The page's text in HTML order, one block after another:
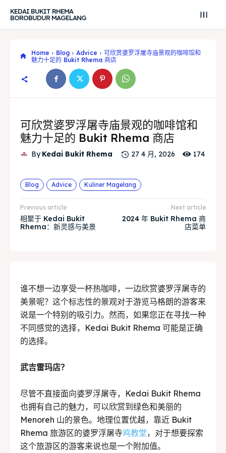
Search
Search
Explore our destinations
& Make a booking today
Tempat Makan Rombongan
Ruang Meeting
Playground Anak
Search
Explore our destinations
& Make a booking today
Tempat Makan Rombongan
Ruang Meeting
Playground Anak
Search
BAHASA / LANGUAGE
KEDAI BUKIT RHEMA
BOROBUDUR MAGELANG
Home Blog Advice
可欣赏婆罗浮屠寺庙景观的咖啡馆和
魅力十足的 Bukit Rhema 商店
可欣赏婆罗浮屠寺庙景观的咖啡馆和
魅力十足的 Bukit Rhema 商店
By Kedai Bukit Rhema 27 4 月, 2026 174
Blog Advice Kuliner Magelang
Previous article
相聚于 Kedai Bukit
Rhema：新灵感与美景
Next article
2024 年 Bukit Rhema 商
店菜单
谁不想一边享受一杯热咖啡，一边欣赏婆罗浮屠寺的
美景呢？这个标志性的景观对于游览马格朗的游客来
说是一个特别的吸引力。然而，如果您正在寻找一种
不同感觉的选择，Kedai Bukit Rhema 可能是正确
的选择。
武吉雷玛店？
尽管不直接面向婆罗浮屠寺，Kedai Bukit Rhema
也拥有自己的魅力，可以欣赏到绿色和美丽的
Menoreh 山的景色。地理位置优越，靠近 Bukit
Rhema 旅游区的婆罗浮屠寺鸡教堂，对于想要探索
这个旅游区的游客来说也是一个附加值。